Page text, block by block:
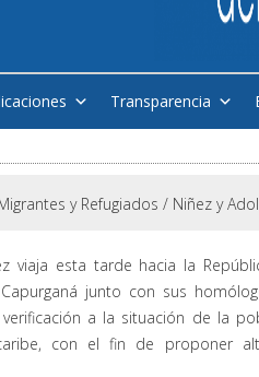
Transparencia
y Refugiados / Niñez y
viaja esta tarde hacia la
junto con sus
a la situación de la
con el fin de proponer